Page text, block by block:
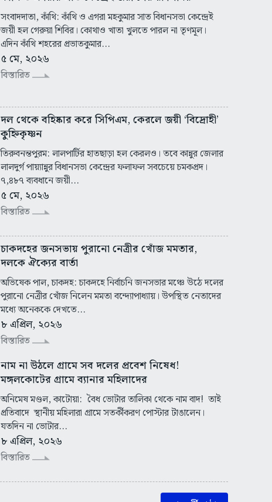
সংবাদদাতা, কাঁথি: কাঁথি ও এগরা মহকুমার সাত বিধানসভা কেন্দ্রেই
জয়ী হল গেরুয়া শিবির। কোথাও খাতা খুলতে পারল না তৃণমূল।
এদিন কাঁথি শহরের প্রভাতকুমার...
৫ মে, ২০২৬
বিস্তারিত
দল থেকে বহিষ্কার করে সিপিএম, কেরলে জয়ী ‘বিদ্রোহী’
কুহ্নিকৃষ্ণন
তিরুবনন্তপুরম: লালপার্টির হাতছাড়া হল কেরলও। তবে কান্নুর জেলার
লালদুর্গ পায়্যান্নুর বিধানসভা কেন্দ্রের ফলাফল সবচেয়ে চমকপ্রদ।
৭,৪৮৭ ব্যবধানে জয়ী...
৫ মে, ২০২৬
বিস্তারিত
চাকদহের জনসভায় পুরানো নেত্রীর খোঁজ মমতার,
দলকে ঐক্যের বার্তা
অভিষেক পাল, চাকদহ: চাকদহে নির্বাচনি জনসভার মঞ্চে উঠে দলের
পুরানো নেত্রীর খোঁজ নিলেন মমতা বন্দ্যোপাধ্যায়। উপস্থিত নেতাদের
মধ্যে অনেককে দেখতে...
৮ এপ্রিল, ২০২৬
বিস্তারিত
নাম না উঠলে গ্রামে সব দলের প্রবেশ নিষেধ!
মঙ্গলকোটের গ্রামে ব্যানার মহিলাদের
অনিমেষ মণ্ডল, কাটোয়া: বৈধ ভোটার তালিকা থেকে নাম বাদ! তাই
প্রতিবাদে স্থানীয় মহিলারা গ্রামে সতর্কীকরণ পোস্টার টাঙালেন।
যতদিন না ভোটার...
৮ এপ্রিল, ২০২৬
বিস্তারিত